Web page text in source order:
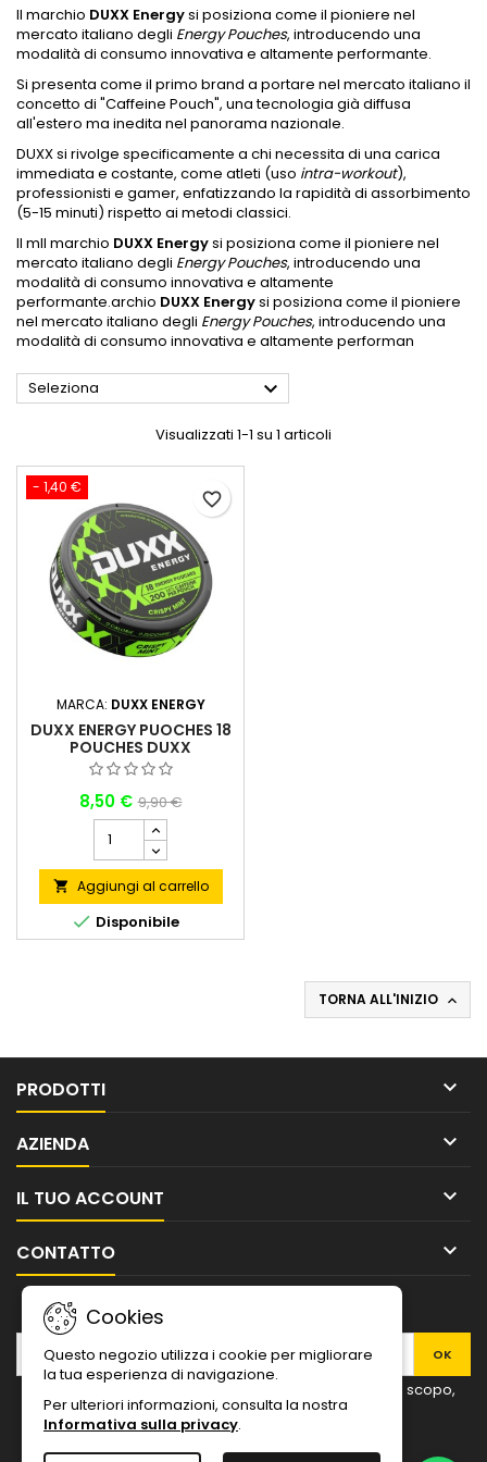
Il marchio DUXX Energysi posiziona come il pioniere nel
mercato italiano degli Energy Pouches, introducendo una
modalità di consumo innovativa e altamente performante.
Si presenta come il primo brand a portare nel mercato italiano il
concetto di "Caffeine Pouch", una tecnologia già diffusa
all'estero ma inedita nel panorama nazionale.
DUXX si rivolge specificamente a chi necessita di una carica
immediata e costante, come atleti (uso intra-workout),
professionisti e gamer, enfatizzando la rapidità di assorbimento
(5-15 minuti) rispetto ai metodi classici.
Il mIl marchio DUXX Energysi posiziona come il pioniere nel
mercato italiano degli Energy Pouches, introducendo una
modalità di consumo innovativa e altamente
performante.archio DUXX Energysi posiziona come il pioniere
nel mercato italiano degli Energy Pouches, introducendo una
modalità di consumo innovativa e altamente performan
Seleziona 
Visualizzati 1-1 su 1 articoli
- 1,40 €
MARCA: DUXX ENERGY
DUXX ENERGY PUOCHES 18
POUCHES DUXX
8,50 € 9,90 €
 Aggiungi al carrello
 Disponibile
favorite_border
TORNA ALL'INIZIO 
PRODOTTI 
AZIENDA 
IL TUO ACCOUNT 
CONTATTO 
Cookies
Questo negozio utilizza i cookie per migliorare
la tua esperienza di navigazione.
Per ulteriori informazioni, consulta la nostra
Informativa sulla privacy.
Puoi annullare l'iscrizione in ogni momento. A questo scopo,
cerca le info di contatto nelle note legali.